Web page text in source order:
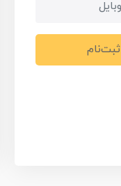
ثبت‌نام